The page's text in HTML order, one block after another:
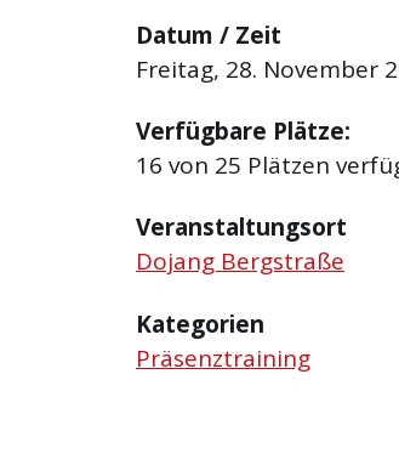
Datum / Zeit
Freitag, 28. November
Verfügbare Plätze:
16 von 25 Plätzen
Veranstaltungsort
Dojang Bergstraße
Kategorien
Präsenztraining